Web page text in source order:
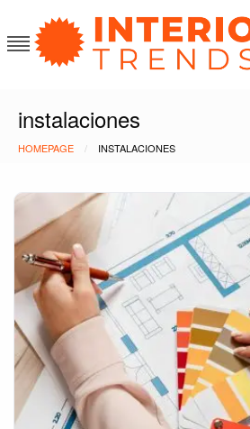
to
content
instalaciones
HOMEPAGE INSTALACIONES